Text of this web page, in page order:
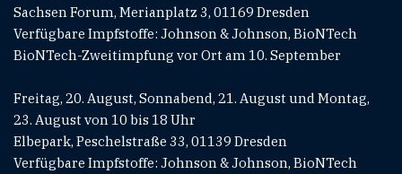
Sachsen Forum, Merianplatz 3, 01169 Dresden
Verfügbare Impfstoffe: Johnson & Johnson, BioNTech
BioNTech-Zweitimpfung vor Ort am 10. September
Freitag, 20. August, Sonnabend, 21. August und Montag,
23. August von 10 bis 18 Uhr
Elbepark, Peschelstraße 33, 01139 Dresden
Verfügbare Impfstoffe: Johnson & Johnson, BioNTech